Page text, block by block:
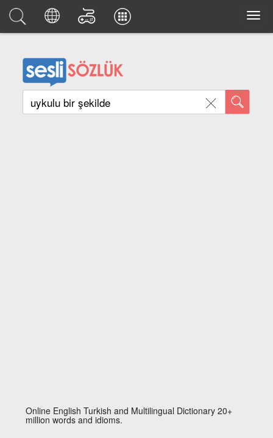
Online English Turkish and Multilingual Dictionary 20+
million words and idioms.